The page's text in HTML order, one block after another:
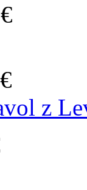
z